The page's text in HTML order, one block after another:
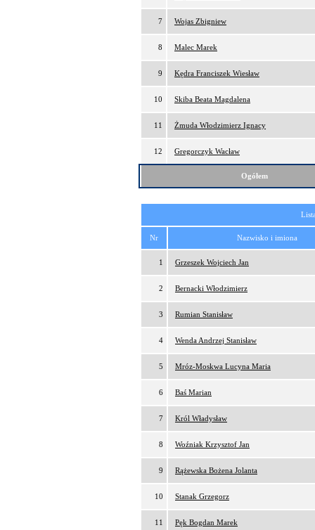
7 Wojas Zbigniew
8 Malec Marek
9 Kędra Franciszek Wiesław
10 Skiba Beata Magdalena
11 Żmuda Włodzimierz Ignacy
12 Gregorczyk Wacław
Ogółem
Nr Nazwisko i imiona
1 Grzeszek Wojciech Jan
2 Bernacki Włodzimierz
3 Rumian Stanisław
4 Wenda Andrzej Stanisław
5 Mróz-Moskwa Lucyna Maria
6 Baś Marian
7 Król Władysław
8 Woźniak Krzysztof Jan
9 Rążewska Bożena Jolanta
10 Stanak Grzegorz
11 Pęk Bogdan Marek